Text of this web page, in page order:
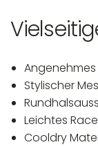
Stylischer
Leichtes
Cooldry